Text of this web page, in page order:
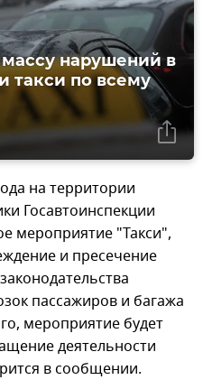
нарушений в
такси по всему
на территории
Госавтоинспекции
мероприятие "Такси",
и пресечение
пассажиров и багажа
мероприятие будет
деятельности
в сообщении.